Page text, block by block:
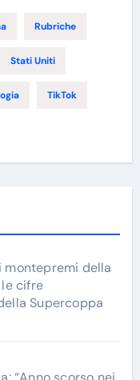
Rubriche
Stati Uniti
TikTok
montepremi della
cifre
Supercoppa